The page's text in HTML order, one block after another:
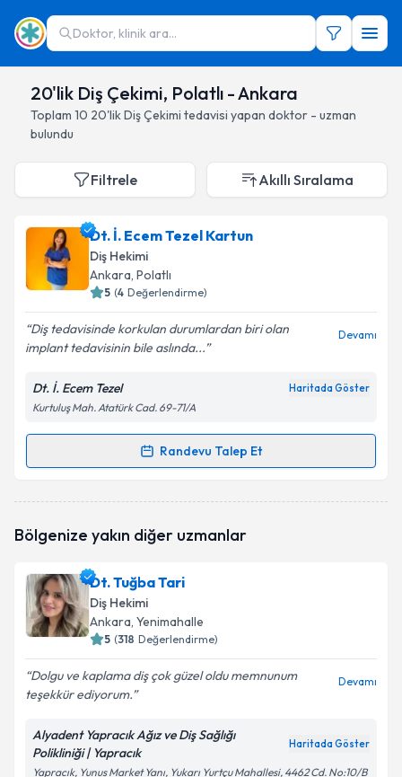
Doktor, klinik ara...
20'lik Diş Çekimi, Polatlı - Ankara
Toplam 10 20'lik Diş Çekimi tedavisi yapan doktor - uzman
bulundu
Filtrele Akıllı Sıralama
Dt. İ. Ecem Tezel Kartun
Diş Hekimi
Ankara, Polatlı
5 (4 Değerlendirme)
Diş tedavisinde korkulan durumlardan biri olan
implant tedavisinin bile aslında...
Devamı
Dt. İ. Ecem Tezel Haritada Göster
Kurtuluş Mah. Atatürk Cad. 69-71/A
Randevu Talep Et
Randevu Takvimi Talebi
oluşturun. Size bu uzmandan randevu almanız için bir
E-posta Adresiniz
Kişisel verilerimin işlenmesine ilişkinAydınlatma
Metni'ni okudum ve kişisel verilerimin belirtilen
Takvim Talebini Gönder
Bölgenize yakın diğer uzmanlar
Dt. Tuğba Tari
Diş Hekimi
Ankara, Yenimahalle
5 (318 Değerlendirme)
Dolgu ve kaplama diş çok güzel oldu memnunum
teşekkür ediyorum.
Devamı
Alyadent Yapracık Ağız ve Diş Sağlığı
Polikliniği | Yapracık
Haritada Göster
Yapracık, Yunus Market Yanı, Yukarı Yurtçu Mahallesi, 4462 Cd. No:10/B